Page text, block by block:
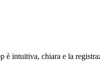
intuitiva, chiara e la